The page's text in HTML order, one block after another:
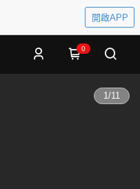
開啟APP
0
1/11